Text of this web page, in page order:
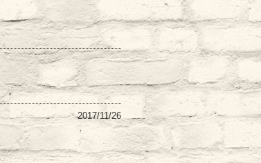
2017/11/26